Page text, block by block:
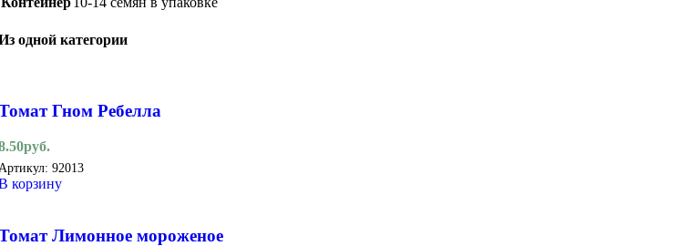
одной категории
Гном Ребелла
руб.
92013
корзину
Лимонное мороженое